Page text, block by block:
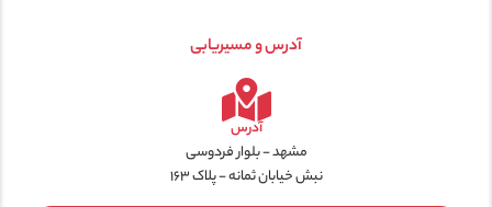
آدرس و مسیریابی
آدرس
مشهد - بلوار فردوسی
نبش خیابان ثمانه - پلاک ۱۶۳